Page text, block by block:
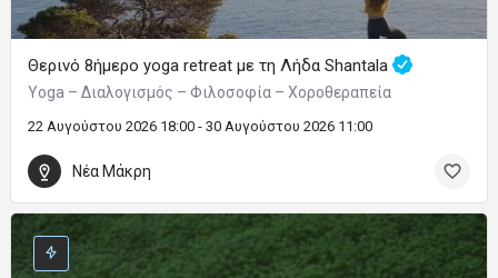
Θερινό 8ήμερο yoga retreat με τη Λήδα Shantala
Yoga – Διαλογισμός – Φιλοσοφία – Χοροθεραπεία
22 Αυγούστου 2026 18:00 - 30 Αυγούστου 2026 11:00
Νέα Μάκρη